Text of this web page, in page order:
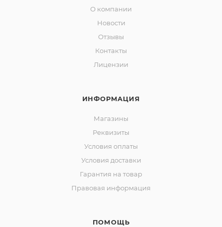
О компании
Новости
Отзывы
Контакты
Лицензии
ИНФОРМАЦИЯ
Магазины
Реквизиты
Условия оплаты
Условия доставки
Гарантия на товар
Правовая информация
ПОМОЩЬ